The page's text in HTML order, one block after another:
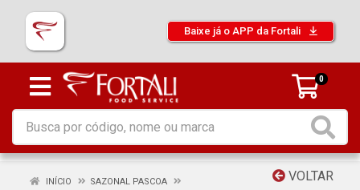
Baixe já o APP da Fortali
0
VOLTAR
INÍCIO
SAZONAL PASCOA